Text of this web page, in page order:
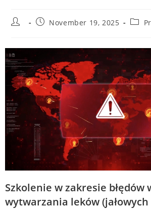
November 19, 2025
Szkolenie w zakresie błędów
wytwarzania leków